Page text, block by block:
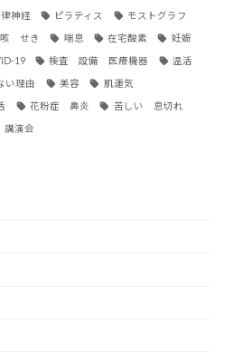
神経 ピラティス モストグラフ
咳 せき 喘息 在宅酸素 妊娠
19 検査 設備 医療機器 温活
い理由 美容 肌運気
花粉症 鼻炎 苦しい 息切れ
講演会